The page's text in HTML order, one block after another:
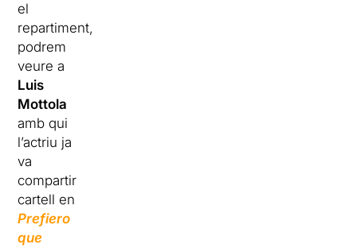
el
repartiment,
podrem
veure a
Luis
Mottola
amb qui
l’actriu ja
va
compartir
cartell en
Prefiero
que